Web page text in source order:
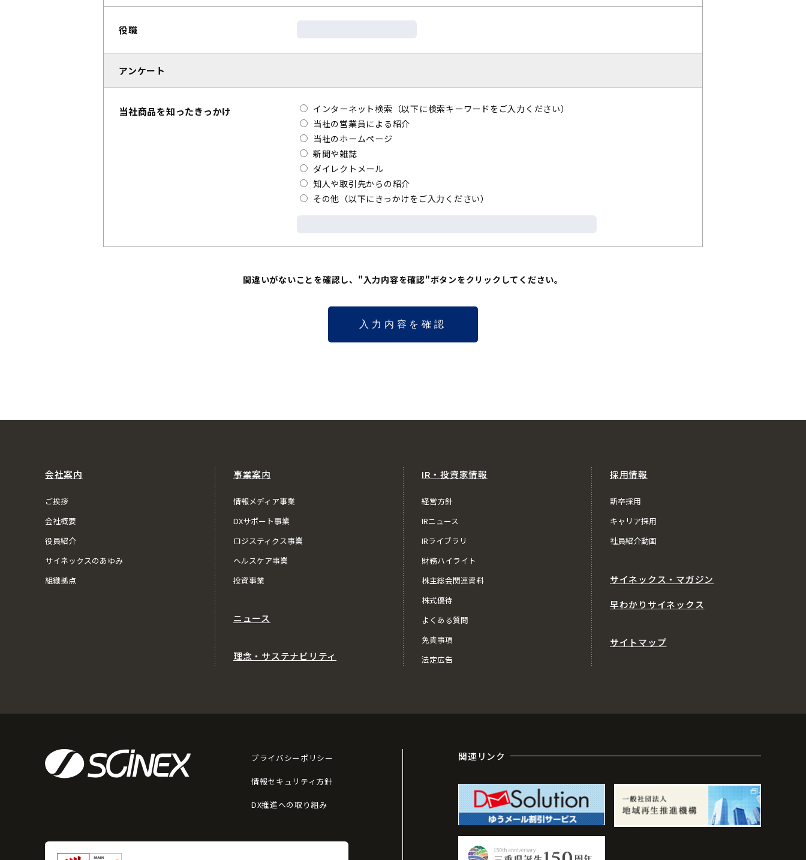
役職
アンケート
当社商品を知ったきっかけ
インターネット検索（以下に検索キーワードをご入力ください）
当社の営業員による紹介
当社のホームページ
新聞や雑誌
ダイレクトメール
知人や取引先からの紹介
その他（以下にきっかけをご入力ください）
間違いがないことを確認し、"入力内容を確認"ボタンをクリックしてください。
会社案内
ご挨拶
会社概要
役員紹介
サイネックスのあゆみ
組織拠点
事業案内
情報メディア事業
DXサポート事業
ロジスティクス事業
ヘルスケア事業
投資事業
ニュース
理念・サステナビリティ
IR・投資家情報
経営方針
IRニュース
IRライブラリ
財務ハイライト
株主総会関連資料
株式優待
よくある質問
免責事項
法定広告
採用情報
新卒採用
キャリア採用
社員紹介動画
サイネックス・マガジン
早わかりサイネックス
サイトマップ
プライバシーポリシー
情報セキュリティ方針
DX推進への取り組み
関連リンク